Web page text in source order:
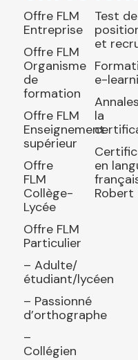
Offre FLM
Entreprise
Offre FLM
Organisme
de
formation
Offre FLM
Enseignement
supérieur
Offre
FLM
Collège-
Lycée
Offre FLM
Particulier
– Adulte/
étudiant/lycéen
– Passionné
d’orthographe
–
Collégien
Test de
et
e-
la
en
Robert